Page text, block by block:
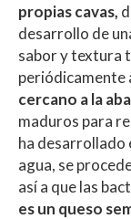
propias cavas,
desarrollo de
sabor y textura
periódicamente
cercano a la
maduros para
ha desarrollado
agua, se
así a que las
es un queso